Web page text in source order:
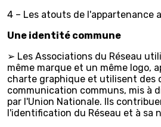
4 – Les atouts de l'appartenance
Une identité commune
➢ Les Associations du Réseau
même marque et un même logo,
charte graphique et utilisent des
communication communs, mis à
par l'Union Nationale. Ils
l'identification du Réseau et à sa